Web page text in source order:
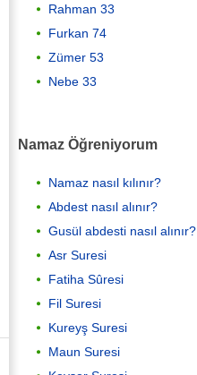
Rahman 33
Furkan 74
Zümer 53
Nebe 33
Namaz Öğreniyorum
Namaz nasıl kılınır?
Abdest nasıl alınır?
Gusül abdesti nasıl alınır?
Asr Suresi
Fatiha Sûresi
Fil Suresi
Kureyş Suresi
Maun Suresi